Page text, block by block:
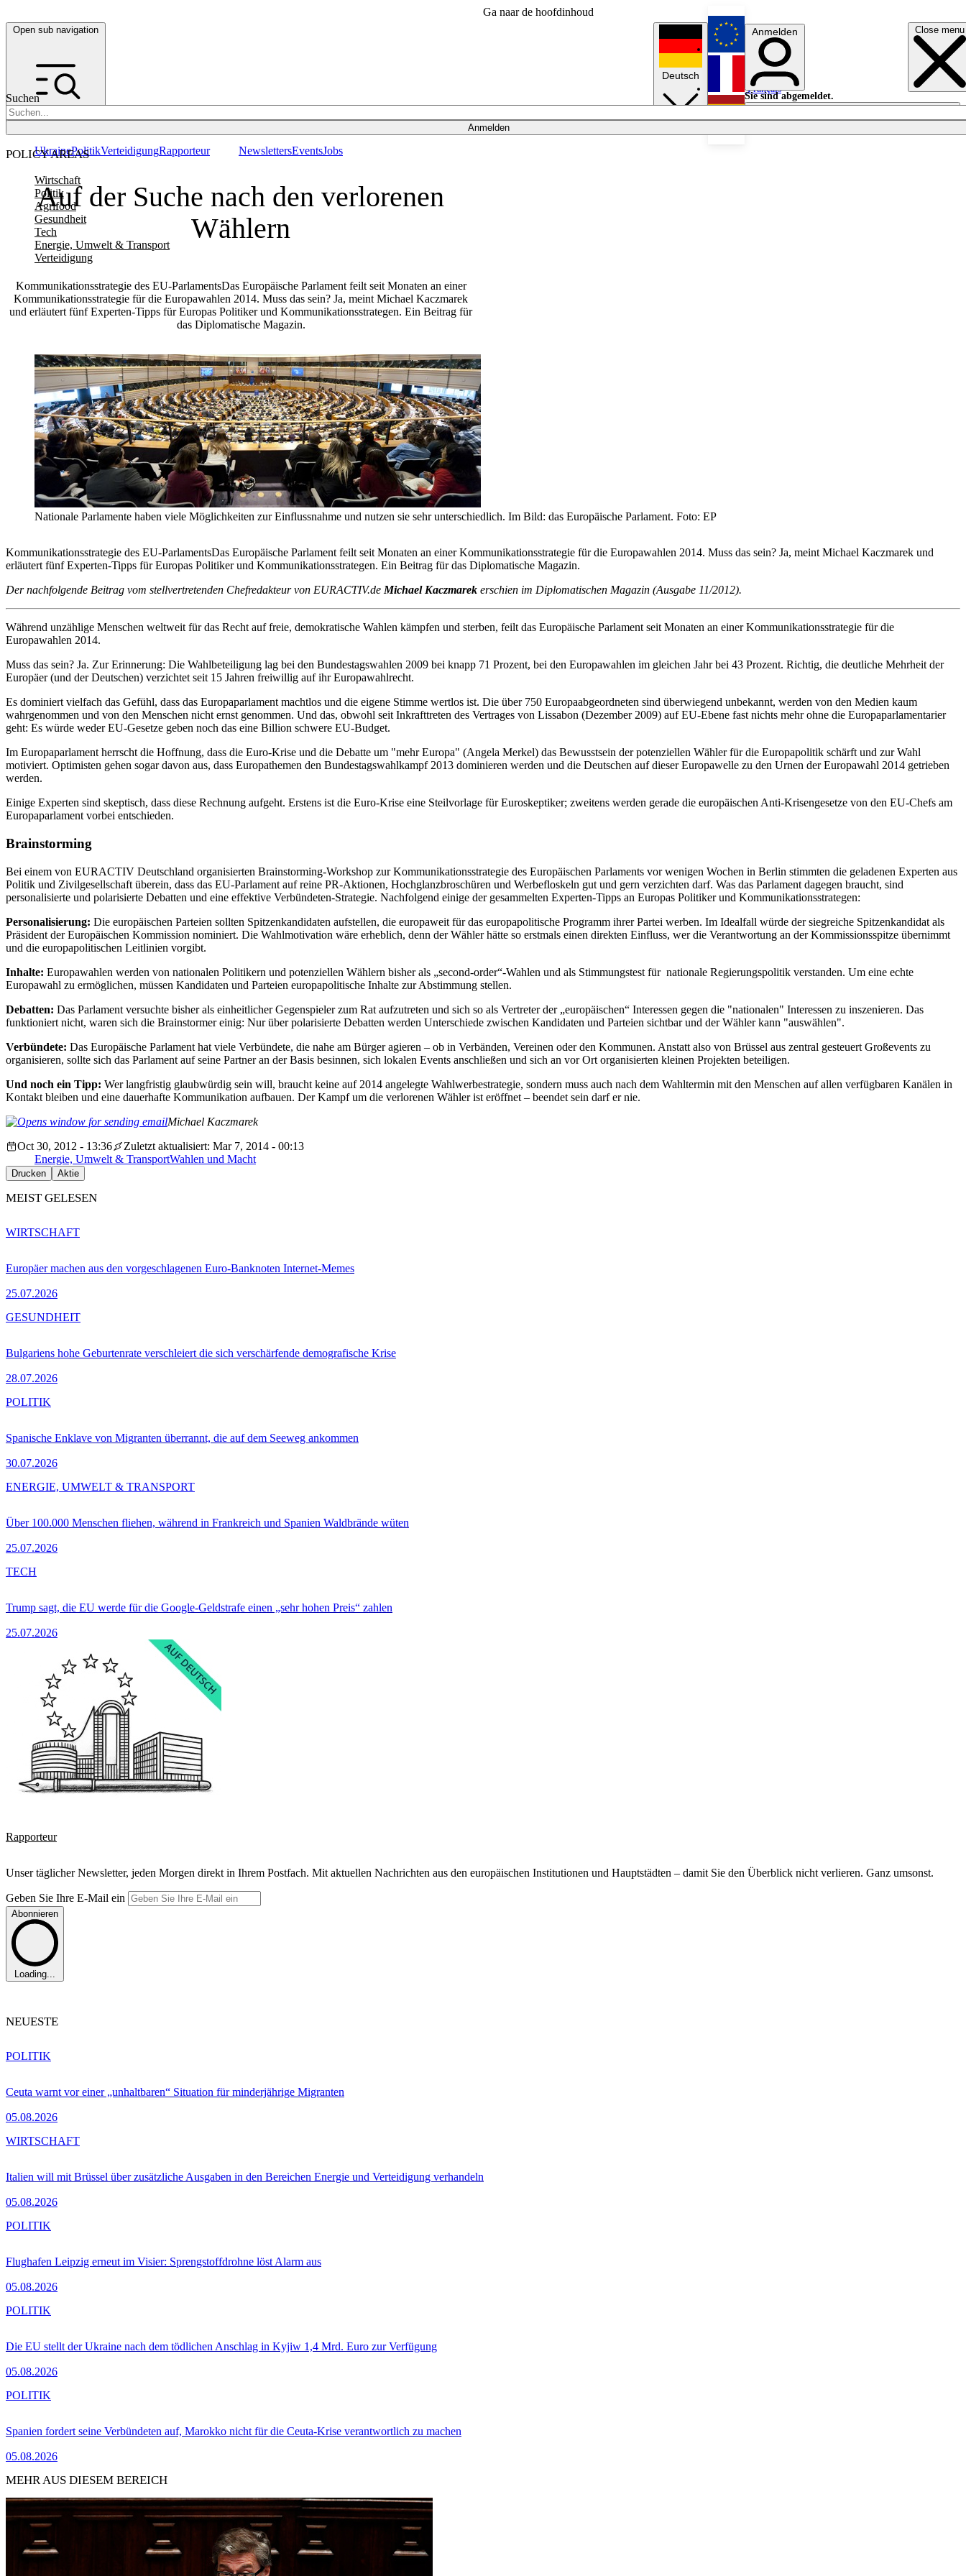
Ga naar de hoofdinhoud
Open sub navigation Close menu
Suchen
Anmelden
POLICY AREAS
Wirtschaft
Politik
Agrifood
Gesundheit
Tech
Energie, Umwelt & Transport
Verteidigung
UkrainePolitikVerteidigungRapporteur NewslettersEventsJobs
Deutsch
English
Français
Anmelden
Sie sind abgemeldet.
Anmelden
Licht aus
Auf der Suche nach den verlorenen
Wählern
Kommunikationsstrategie des EU-ParlamentsDas Europäische Parlament feilt seit Monaten an einer
Kommunikationsstrategie für die Europawahlen 2014. Muss das sein? Ja, meint Michael Kaczmarek
und erläutert fünf Experten-Tipps für Europas Politiker und Kommunikationsstrategen. Ein Beitrag für
das Diplomatische Magazin.
Nationale Parlamente haben viele Möglichkeiten zur Einflussnahme und nutzen sie sehr unterschiedlich. Im Bild: das Europäische Parlament. Foto: EP
Kommunikationsstrategie des EU-ParlamentsDas Europäische Parlament feilt seit Monaten an einer Kommunikationsstrategie für die Europawahlen 2014. Muss das sein? Ja, meint Michael Kaczmarek und
erläutert fünf Experten-Tipps für Europas Politiker und Kommunikationsstrategen. Ein Beitrag für das Diplomatische Magazin.
Der nachfolgende Beitrag vom stellvertretenden Chefredakteur von EURACTIV.de Michael Kaczmarek erschien im Diplomatischen Magazin (Ausgabe 11/2012).
Während unzählige Menschen weltweit für das Recht auf freie, demokratische Wahlen kämpfen und sterben, feilt das Europäische Parlament seit Monaten an einer Kommunikationsstrategie für die
Europawahlen 2014.
Muss das sein? Ja. Zur Erinnerung: Die Wahlbeteiligung lag bei den Bundestagswahlen 2009 bei knapp 71 Prozent, bei den Europawahlen im gleichen Jahr bei 43 Prozent. Richtig, die deutliche Mehrheit der
Europäer (und der Deutschen) verzichtet seit 15 Jahren freiwillig auf ihr Europawahlrecht.
Es dominiert vielfach das Gefühl, dass das Europaparlament machtlos und die eigene Stimme wertlos ist. Die über 750 Europaabgeordneten sind überwiegend unbekannt, werden von den Medien kaum
wahrgenommen und von den Menschen nicht ernst genommen. Und das, obwohl seit Inkrafttreten des Vertrages von Lissabon (Dezember 2009) auf EU-Ebene fast nichts mehr ohne die Europaparlamentarier
geht: Es würde weder EU-Gesetze geben noch das eine Billion schwere EU-Budget.
Im Europaparlament herrscht die Hoffnung, dass die Euro-Krise und die Debatte um "mehr Europa" (Angela Merkel) das Bewusstsein der potenziellen Wähler für die Europapolitik schärft und zur Wahl
motiviert. Optimisten gehen sogar davon aus, dass Europathemen den Bundestagswahlkampf 2013 dominieren werden und die Deutschen auf dieser Europawelle zu den Urnen der Europawahl 2014 getrieben
werden.
Einige Experten sind skeptisch, dass diese Rechnung aufgeht. Erstens ist die Euro-Krise eine Steilvorlage für Euroskeptiker; zweitens werden gerade die europäischen Anti-Krisengesetze von den EU-Chefs am
Europaparlament vorbei entschieden.
Brainstorming
Bei einem von EURACTIV Deutschland organisierten Brainstorming-Workshop zur Kommunikationsstrategie des Europäischen Parlaments vor wenigen Wochen in Berlin stimmten die geladenen Experten aus
Politik und Zivilgesellschaft überein, dass das EU-Parlament auf reine PR-Aktionen, Hochglanzbroschüren und Werbefloskeln gut und gern verzichten darf. Was das Parlament dagegen braucht, sind
personalisierte und polarisierte Debatten und eine effektive Verbündeten-Strategie. Nachfolgend einige der gesammelten Experten-Tipps an Europas Politiker und Kommunikationsstrategen:
Personalisierung: Die europäischen Parteien sollten Spitzenkandidaten aufstellen, die europaweit für das europapolitische Programm ihrer Partei werben. Im Idealfall würde der siegreiche Spitzenkandidat als
Präsident der Europäischen Kommission nominiert. Die Wahlmotivation wäre erheblich, denn der Wähler hätte so erstmals einen direkten Einfluss, wer die Verantwortung an der Kommissionsspitze übernimmt
und die europapolitischen Leitlinien vorgibt.
Inhalte: Europawahlen werden von nationalen Politikern und potenziellen Wählern bisher als „second-order“-Wahlen und als Stimmungstest für nationale Regierungspolitik verstanden. Um eine echte
Europawahl zu ermöglichen, müssen Kandidaten und Parteien europapolitische Inhalte zur Abstimmung stellen.
Debatten: Das Parlament versuchte bisher als einheitlicher Gegenspieler zum Rat aufzutreten und sich so als Vertreter der „europäischen“ Interessen gegen die "nationalen" Interessen zu inszenieren. Das
funktioniert nicht, waren sich die Brainstormer einig: Nur über polarisierte Debatten werden Unterschiede zwischen Kandidaten und Parteien sichtbar und der Wähler kann "auswählen".
Verbündete: Das Europäische Parlament hat viele Verbündete, die nahe am Bürger agieren – ob in Verbänden, Vereinen oder den Kommunen. Anstatt also von Brüssel aus zentral gesteuert Großevents zu
organisieren, sollte sich das Parlament auf seine Partner an der Basis besinnen, sich lokalen Events anschließen und sich an vor Ort organisierten kleinen Projekten beteiligen.
Und noch ein Tipp: Wer langfristig glaubwürdig sein will, braucht keine auf 2014 angelegte Wahlwerbestrategie, sondern muss auch nach dem Wahltermin mit den Menschen auf allen verfügbaren Kanälen in
Kontakt bleiben und eine dauerhafte Kommunikation aufbauen. Der Kampf um die verlorenen Wähler ist eröffnet – beendet sein darf er nie.
Michael Kaczmarek
Oct 30, 2012 - 13:36
Zuletzt aktualisiert: Mar 7, 2014 - 00:13
Energie, Umwelt & TransportWahlen und Macht
Drucken Aktie
MEIST GELESEN
Europäer machen aus den vorgeschlagenen Euro-Banknoten Internet-Memes
25.07.2026
WIRTSCHAFT
Bulgariens hohe Geburtenrate verschleiert die sich verschärfende demografische Krise
28.07.2026
GESUNDHEIT
Spanische Enklave von Migranten überrannt, die auf dem Seeweg ankommen
30.07.2026
POLITIK
Über 100.000 Menschen fliehen, während in Frankreich und Spanien Waldbrände wüten
25.07.2026
ENERGIE, UMWELT & TRANSPORT
Trump sagt, die EU werde für die Google-Geldstrafe einen „sehr hohen Preis“ zahlen
25.07.2026
TECH
Rapporteur
Unser täglicher Newsletter, jeden Morgen direkt in Ihrem Postfach. Mit aktuellen Nachrichten aus den europäischen Institutionen und Hauptstädten – damit Sie den Überblick nicht verlieren. Ganz umsonst.
Geben Sie Ihre E-Mail ein
Abonnieren
Loading...
NEUESTE
Ceuta warnt vor einer „unhaltbaren“ Situation für minderjährige Migranten
05.08.2026
POLITIK
Italien will mit Brüssel über zusätzliche Ausgaben in den Bereichen Energie und Verteidigung verhandeln
05.08.2026
WIRTSCHAFT
Flughafen Leipzig erneut im Visier: Sprengstoffdrohne löst Alarm aus
05.08.2026
POLITIK
Die EU stellt der Ukraine nach dem tödlichen Anschlag in Kyjiw 1,4 Mrd. Euro zur Verfügung
05.08.2026
POLITIK
Spanien fordert seine Verbündeten auf, Marokko nicht für die Ceuta-Krise verantwortlich zu machen
05.08.2026
POLITIK
MEHR AUS DIESEM BEREICH